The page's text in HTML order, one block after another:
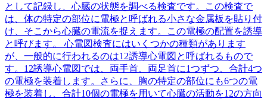
として記録し、心臓の状態を調べる検査です。この検査で
は、体の特定の部位に電極と呼ばれる小さな金属板を貼り付
け、そこから心臓の電流を捉えます。この電極の配置を誘導
と呼びます。 心電図検査にはいくつかの種類があります
が、一般的に行われるのは12誘導心電図と呼ばれるもので
す。12誘導心電図では、両手首、両足首に1つずつ、合計4つ
の電極を装着します。さらに、胸の特定の部位にも6つの電
極を装着し、合計10個の電極を用いて心臓の活動を12の方向